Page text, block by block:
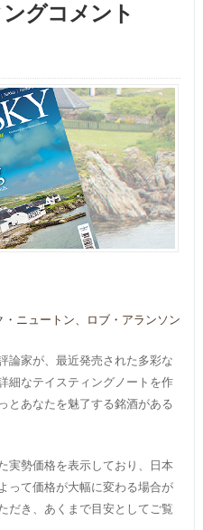
グコメント
・ニュートン、ロブ・アランソン
論家が、最近発売された多彩な
細なテイスティングノートを作
とあなたを魅了する銘酒がある
実勢価格を表示しており、日本
って価格が大幅に変わる場合が
だき、あくまで目安としてご覧